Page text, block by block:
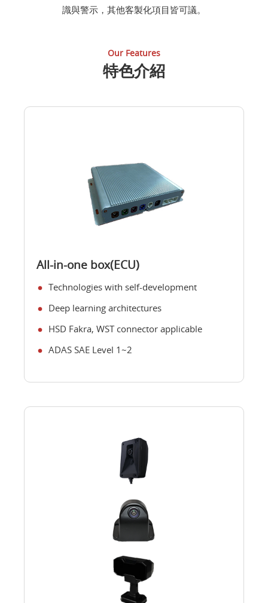
識與警示，其他客製化項目皆可議。
Our Features
特色介紹
All-in-one box(ECU)
Technologies with self-development
Deep learning architectures
HSD Fakra, WST connector applicable
ADAS SAE Level 1~2